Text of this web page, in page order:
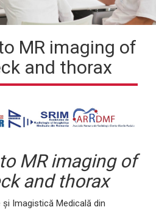
MR imaging of
and thorax
MR imaging of
and thorax
Imagistică Medicală din